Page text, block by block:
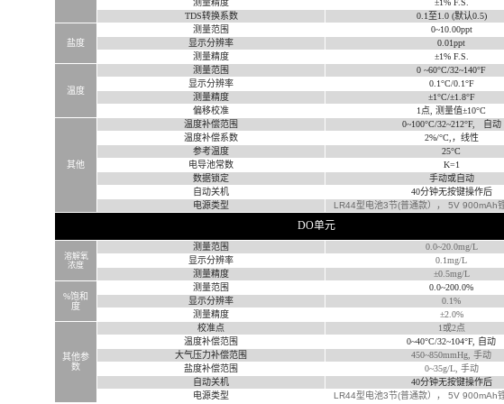
测量精度
±1% F.S.
TDS转换系数 0.1 至1.0 (默认0.5)
盐度
测量范围
0~10.00ppt
显示分辨率
0.01ppt
测量精度
±1% F.S.
温度
测量范围 0 ~60°C/32~140°F
显示分辨率
0.1°C/0.1°F
测量精度
±1°C/±1.8°F
偏移校准
1 点 测量值±10°C
其他
温度补偿范围 0~100°C/32~212°F,
自动
温度补偿系数
2%/°C, ，线性
参考温度
25°C
电导池常数
K=1
数据锁定
手动或自动
自动关机
40分钟无按键操作后
电源类型
LR44型电池3节(普通款）， 5V 900mAh
DO单元
溶解氧
浓度
测量范围
0.0~20.0mg/L
显示分辨率
0.1mg/L
测量精度
±0.5mg/L
%饱和
度
测量范围
0.0~200.0%
显示分辨率
0.1%
测量精度
±2.0%
其他参
数
校准点 1或2点
温度补偿范围
0~40°C/32~104°F,
自动
大气压力补偿范围
450~850mmHg, 手动
盐度补偿范围
0~35g/L, 手动
自动关机
40分钟无按键操作后
电源类型
LR44型电池3节(普通款）， 5V 900mAh